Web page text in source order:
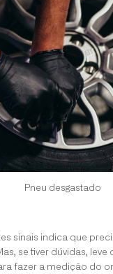
Pneu desgastado
sinais indica que
se tiver dúvidas,
fazer a medição do